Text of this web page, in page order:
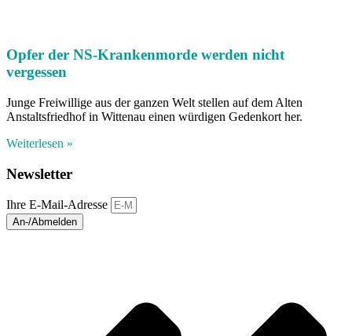
Opfer der NS-Krankenmorde werden nicht
vergessen
Junge Freiwillige aus der ganzen Welt stellen auf dem Alten
Anstaltsfriedhof in Wittenau einen würdigen Gedenkort her.
Weiterlesen »
Newsletter
Ihre E-Mail-Adresse
An-/Abmelden